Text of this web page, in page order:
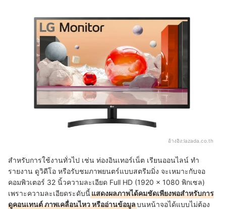
อ้างอิง:lazada.co.th
สำหรับการใช้งานทั่วไป เช่น ท่องอินเทอร์เน็ต เรียนออนไลน์ ทำ
รายงาน ดูวิดีโอ หรือรับชมภาพยนตร์แบบสตรีมมิ่ง จะเหมาะกับจอ
คอมพิวเตอร์ 32 นิ้วความละเอียด Full HD (1920 × 1080 พิกเซล)
เพราะความละเอียดระดับนี้แสดงผลภาพได้คมชัดเพียงพอสำหรับการ
ดูคอนเทนต์ ภาพเคลื่อนไหว หรืออ่านข้อมูลบนหน้าจอได้แบบไม่ต้อง